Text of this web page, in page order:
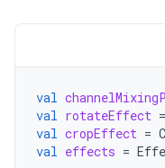
val
val rotateEffect =
val cropEffect =
val effects =